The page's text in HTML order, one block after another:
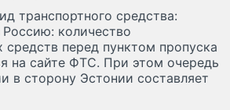
транспортного средства:
количество
средств перед пунктом пропуска
на сайте ФТС. При этом очередь
в сторону Эстонии составляет